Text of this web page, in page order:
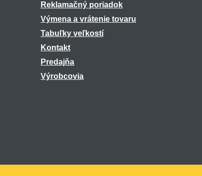
Reklamačný poriadok
Výmena a vrátenie tovaru
Tabuľky veľkostí
Kontakt
Predajňa
Výrobcovia